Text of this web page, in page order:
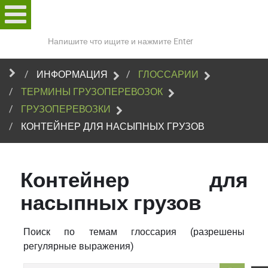
сайту
ИНФОРМАЦИЯ
ГЛОССАРИИ
ТЕРМИНЫ ГРУЗОПЕРЕВОЗОК
ГРУЗОПЕРЕВОЗКИ
КОНТЕЙНЕР ДЛЯ НАСЫПНЫХ ГРУЗОВ
Контейнер для
насыпных грузов
Поиск по темам глоссария (разрешены
регулярные выражения)